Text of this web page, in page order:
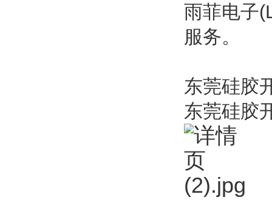
雨菲电子
服务。
东莞硅胶
东莞硅胶